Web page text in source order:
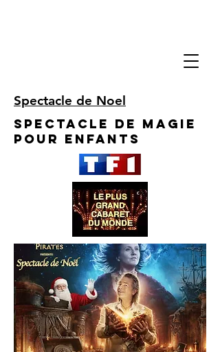
Spectacle de Noel
Spectacle de Magie
pour enfants